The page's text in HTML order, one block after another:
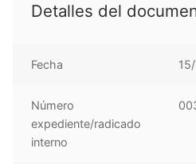
Detalles del
Fecha
Número
expediente/radicado
interno